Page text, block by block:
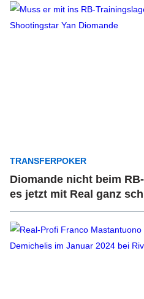
TRANSFERPOKER
Diomande nicht beim
es jetzt mit Real ganz